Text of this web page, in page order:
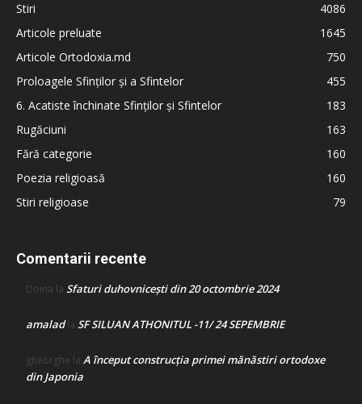
Stiri
4086
Articole preluate
1645
Articole Ortodoxia.md
750
Proloagele Sfinților și a Sfintelor
455
6. Acatiste închinate Sfinților și Sfintelor
183
Rugăciuni
163
Fără categorie
160
Poezia religioasă
160
Stiri religioase
79
Comentarii recente
Doina la Sfaturi duhovnicești din 20 octombrie 2024
amaladla SF SILUAN ATHONITUL -11/ 24 SEPEMBRIE
gheorghe la A început construcţia primei mănăstiri ortodoxe
din Japonia